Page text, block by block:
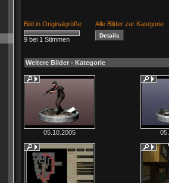
Bild in Originalgröße Alle Bilder zur Kategorie
9 bei 1 Stimmen
Weitere Bilder - Kategorie
05.10.2005